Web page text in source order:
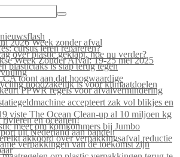
2026 Week zonder afval
cursus leren repareren?
over plastic geklapt, hoe nu verder?
Week Zonder Afval: 19-25 mei 2025
plastictaks is stap terug tegen
toont aan dat hoogwaardige
noodzakelijk is voor klimaatdoelen
PPWR regels voor afvalvermindering
accepteert zak vol blikjes en
viste The Ocean Clean-up al 10 miljoen kg
rivieren en oceanen!
meer om komkommers bij Jumbo
uit Nederland aan banden
akkoord over verpakkingsafval reductie
verpakkingen van de toekomst zijn